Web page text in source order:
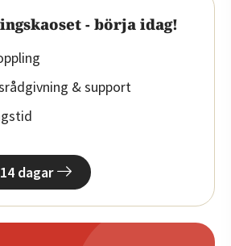
- börja idag!
& support
dagar